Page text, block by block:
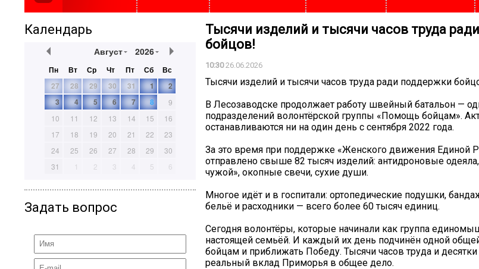
Календарь
Август 2026
Пн Вт Ср Чт Пт Сб
Вс
27
28 29 30 31 1
2
3
4 5 6 7 8
9
10
11 12 13 14 15
16
17
18 19 20 21 22
23
24
25 26 27 28 29
30
31
1 2 3 4 5 6
Задать вопрос
Тысячи изделий и тысячи часов труда
бойцов!
10:3026.06.2026
Тысячи изделий и тысячи часов труда ради поддержки
В Лесозаводске продолжает работу швейный батальон —
подразделений волонтёрской группы «Помощь бойцам».
останавливаются ни на один день с сентября 2022 года.
За это время при поддержке «Женского движения Единой
отправлено свыше 82 тысяч изделий: антидроновые
чужой», окопные свечи, сухие души.
Многое идёт и в госпитали: ортопедические подушки,
бельё и расходники — всего более 60 тысяч единиц.
Сегодня волонтёры, которые начинали как группа
настоящей семьёй. И каждый их день подчинён одной
бойцам и приближать Победу. Тысячи часов труда и
реальный вклад Приморья в общее дело.